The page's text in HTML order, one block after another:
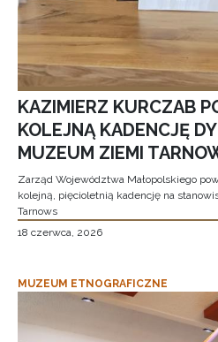
KAZIMIERZ KURCZAB
KOLEJNĄ KADENCJĘ
MUZEUM ZIEMI
Zarząd Województwa Małopolskiego
kolejną, pięcioletnią kadencję na
Tarnows
18 czerwca, 2026
MUZEUM ETNOGRAFICZNE